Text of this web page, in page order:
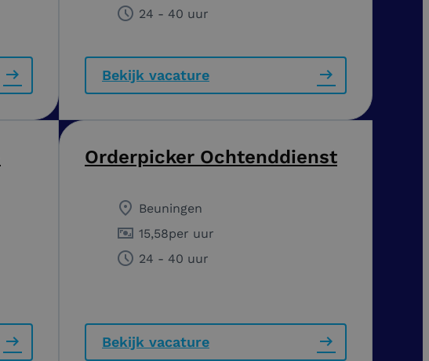
24 - 40 uur
Bekijk vacature
Orderpicker Ochtenddienst
Beuningen
15,58per uur
24 - 40 uur
Bekijk vacature